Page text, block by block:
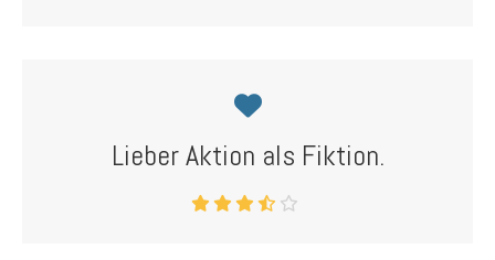
Lieber Aktion als Fiktion.